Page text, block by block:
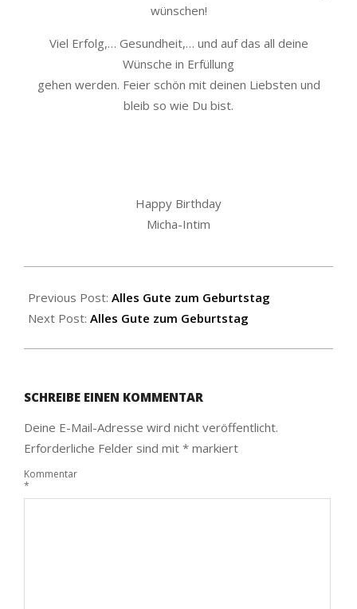
wünschen!
Viel Erfolg,… Gesundheit,… und auf das all deine
Wünsche in Erfüllung
gehen werden. Feier schön mit deinen Liebsten und
bleib so wie Du bist.
Happy Birthday
Micha-Intim
12-
09
Previous Post: Alles Gute zum Geburtstag
Next Post: Alles Gute zum Geburtstag
SCHREIBE EINEN KOMMENTAR
Deine E-Mail-Adresse wird nicht veröffentlicht.
Erforderliche Felder sind mit * markiert
Kommentar
*